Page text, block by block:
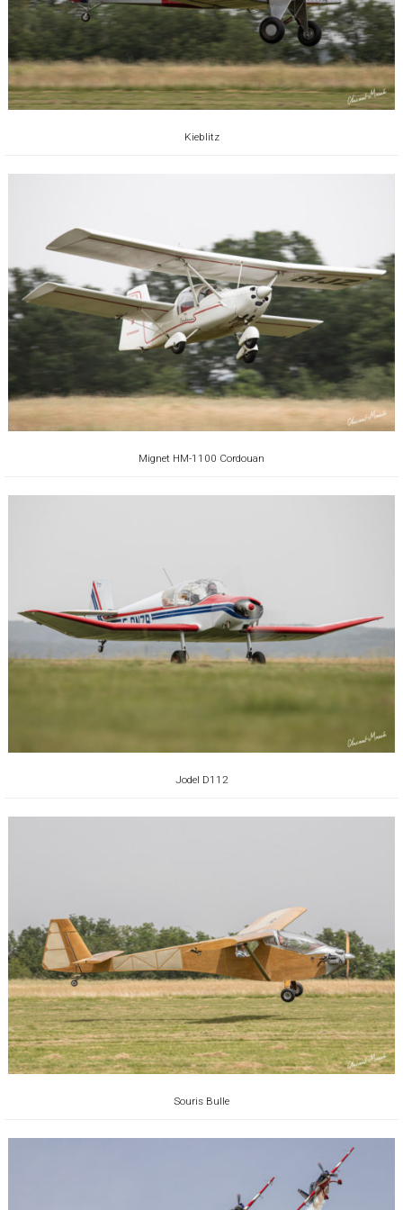
Kieblitz
Mignet HM-1100 Cordouan
Jodel D112
Souris Bulle